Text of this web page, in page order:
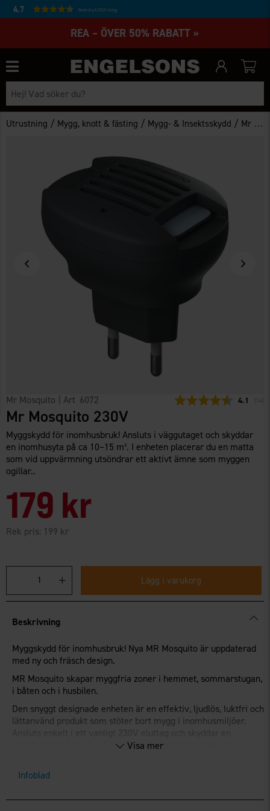
4.7 Baserat på 27231 betyg
REA – ÖVER 50% RABATT »
Utrustning / Mygg, knott & fästing / Mygg- & Insektsskydd / Mr Mosquito 230V
Mr Mosquito | Art 6072 4.1 14
Mr Mosquito 230V
Myggskydd för inomhusbruk! Ansluts i väggutaget och skyddar
en inomhusyta på ca 10–15 m². I enheten placerar du en matta
som vid uppvärmning utsöndrar ett aktivt ämne som myggen
ogillar..
179 kr
Rek pris: 199 kr
Lägg i varukorg
Beskrivning
Myggskydd för inomhusbruk! Nya MR Mosquito är uppdaterad
med ny och fräsch design.
MR Mosquito skapar myggfria zoner i hemmet, sommarstugan,
i båten och i husbilen.
Den snyggt designade enheten är en effektiv, ljudlös, luktfri och
lättanvänd produkt som stöter bort mygg i inomhusmiljöer.
inomhusyta på ca 10–15 m². En indikatorlampa lyser när
I enheten placerar du en matta som vid uppvärmning utsöndrar
en annan väg och undviker det utrymme där du befinner dig.
Visa mer
Infoblad